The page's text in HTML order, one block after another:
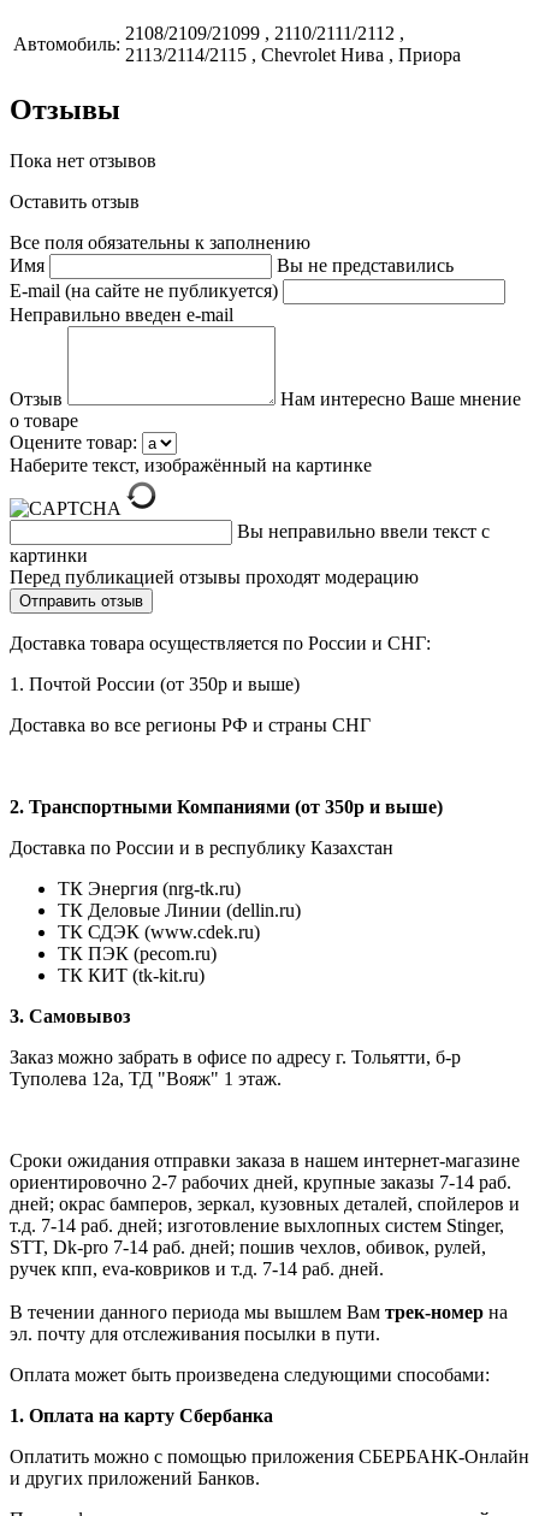
Автомобиль:
2108/2109/21099 , 2110/2111/2112 ,
2113/2114/2115 , Chevrolet Нива , Приора
Отзывы
Пока нет отзывов
Оставить отзыв
Все поля обязательны к заполнению
Имя
Вы не представились
E-mail (на сайте не публикуется)
Неправильно введен e-mail
Отзыв
Нам интересно Ваше мнение
о товаре
Оцените товар:
Наберите текст, изображённый на картинке
Вы неправильно ввели текст с
картинки
Перед публикацией отзывы проходят модерацию
Доставка товара осуществляется по России и СНГ:
1. Почтой России (от 350р и выше)
Доставка во все регионы РФ и страны СНГ
2. Транспортными Компаниями (от 350р и выше)
Доставка по России и в республику Казахстан
ТК Энергия (nrg-tk.ru)
ТК Деловые Линии (dellin.ru)
ТК СДЭК (www.cdek.ru)
ТК ПЭК (pecom.ru)
ТК КИТ (tk-kit.ru)
3. Самовывоз
Заказ можно забрать в офисе по адресу г. Тольятти, б-р
Туполева 12а, ТД "Вояж" 1 этаж.
Сроки ожидания отправки заказа в нашем интернет-магазине
ориентировочно 2-7 рабочих дней, крупные заказы 7-14 раб.
дней; окрас бамперов, зеркал, кузовных деталей, спойлеров и
т.д. 7-14 раб. дней; изготовление выхлопных систем Stinger,
STT, Dk-pro 7-14 раб. дней; пошив чехлов, обивок, рулей,
ручек кпп, eva-ковриков и т.д. 7-14 раб. дней.
В течении данного периода мы вышлем Вам трек-номер на
эл. почту для отслеживания посылки в пути.
Оплата может быть произведена следующими способами:
1. Оплата на карту Сбербанка
Оплатить можно с помощью приложения СБЕРБАНК-Онлайн
и других приложений Банков.